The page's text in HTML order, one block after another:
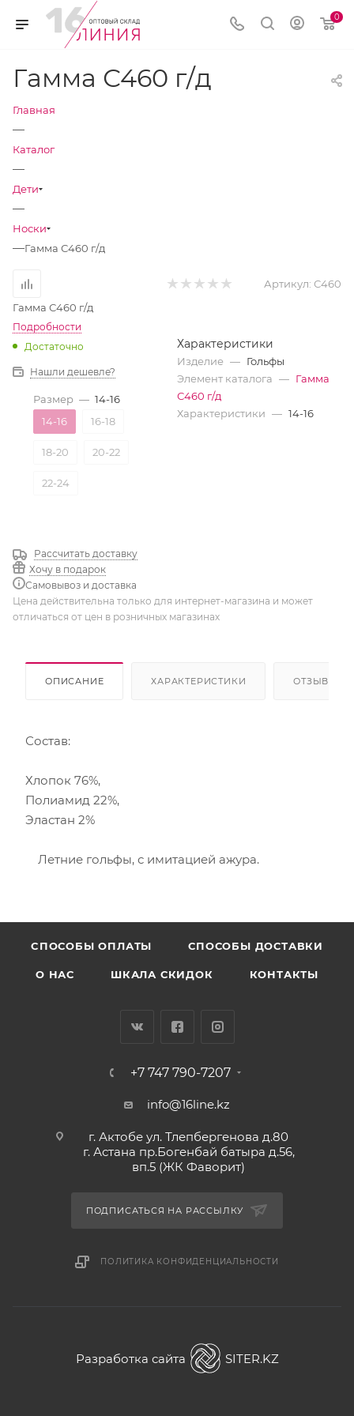
0
Гамма С460 г/д
Главная
—
Каталог
—
Дети
—
Носки
—Гамма С460 г/д
Артикул: С460
Гамма С460 г/д
Подробности
Достаточно
Нашли дешевле?
Размер — 14-16
14-16
16-18
18-20 20-22
22-24
Рассчитать доставку
Хочу в подарок
Самовывоз и доставка
Характеристики
Изделие — Гольфы
Элемент каталога — Гамма
С460 г/д
Характеристики — 14-16
Цена действительна только для интернет-магазина и может
отличаться от цен в розничных магазинах
ОПИСАНИЕ ХАРАКТЕРИСТИКИ ОТЗЫВЫ
Состав:
Хлопок 76%,
Полиамид 22%,
Эластан 2%
Летние гольфы, с имитацией ажура.
CПОСОБЫ ОПЛАТЫ СПОСОБЫ ДОСТАВКИ
О НАС ШКАЛА СКИДОК КОНТАКТЫ
+7 747 790-7207
info@16line.kz
г. Актобе ул. Тлепбергенова д.80
г. Астана пр.Богенбай батыра д.56,
вп.5 (ЖК Фаворит)
ПОДПИСАТЬСЯ НА РАССЫЛКУ
ПОЛИТИКА КОНФИДЕНЦИАЛЬНОСТИ
Разработка сайта SITER.KZ